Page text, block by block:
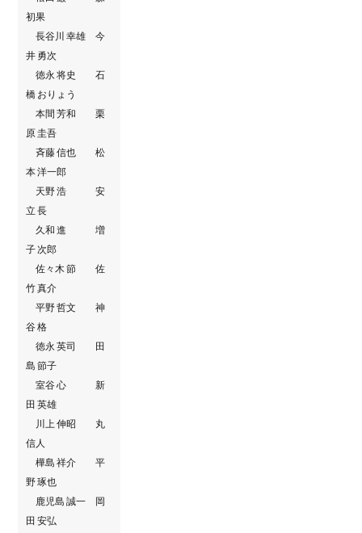
初果
長谷川 幸雄 今
井 勇次
徳永 将史 石
橋 おりょう
本間 芳和 栗
原 圭吾
斉藤 信也 松
本 洋一郎
天野 浩 安
立 長
久和 進 増
子 次郎
佐々木 節 佐
竹 真介
平野 哲文 神
谷 格
徳永 英司 田
島 節子
室谷 心 新
田 英雄
川上 伸昭 丸
信人
樺島 祥介 平
野 琢也
鹿児島 誠一 岡
田 安弘